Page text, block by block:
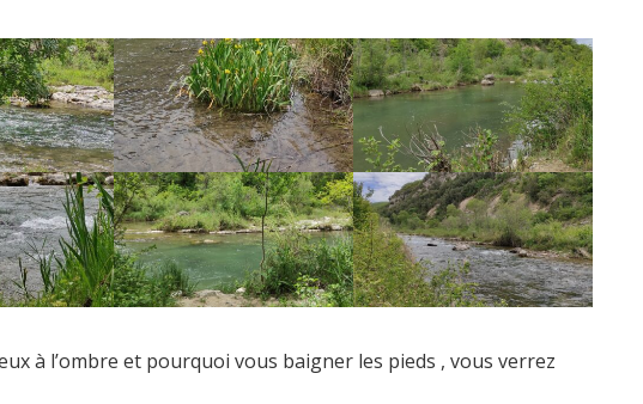
à l’ombre et pourquoi vous baigner les pieds , vous verrez